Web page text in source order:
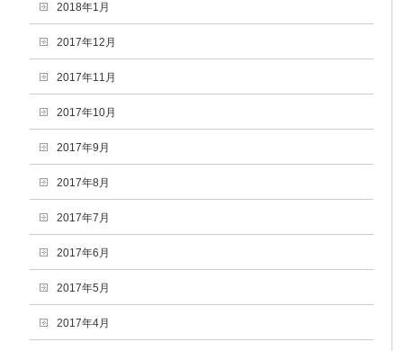
2018年1月
2017年12月
2017年11月
2017年10月
2017年9月
2017年8月
2017年7月
2017年6月
2017年5月
2017年4月